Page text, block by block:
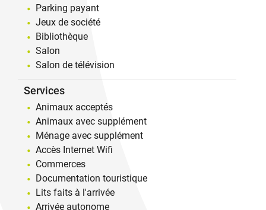
Bienvenue chez vous !
Parking payant
Jeux de société
Bibliothèque
Salon
Salon de télévision
Services
Animaux acceptés
Animaux avec supplément
Ménage avec supplément
Accès Internet Wifi
Commerces
Documentation touristique
Lits faits à l'arrivée
Arrivée autonome